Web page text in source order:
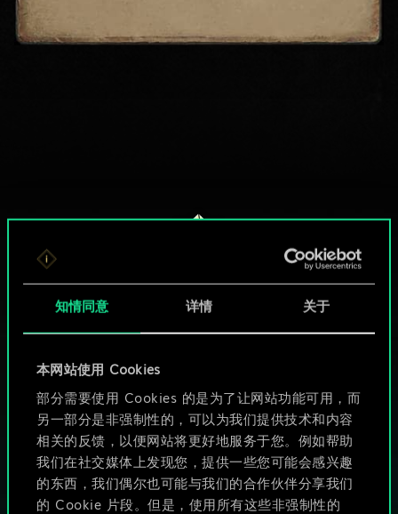
知情同意 详情 关于
本网站使用 Cookies
部分需要使用 Cookies 的是为了让网站功能可用，而
另一部分是非强制性的，可以为我们提供技术和内容
相关的反馈，以便网站将更好地服务于您。例如帮助
我们在社交媒体上发现您，提供一些您可能会感兴趣
的东西，我们偶尔也可能与我们的合作伙伴分享我们
的 Cookie 片段。但是，使用所有这些非强制性的
HOW ABOUT A ROUND OF GWENT?
PC端免费下载游玩